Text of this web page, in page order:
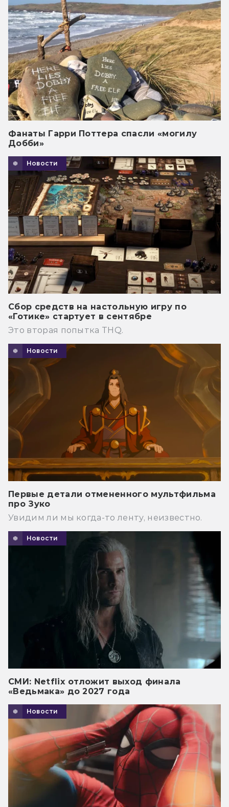
Фанаты Гарри Поттера спасли «могилу
Добби»
Новости
Сбор средств на настольную игру по
«Готике» стартует в сентябре
Это вторая попытка THQ.
Новости
Первые детали отмененного мультфильма
про Зуко
Увидим ли мы когда-то ленту, неизвестно.
Новости
СМИ: Netflix отложит выход финала
«Ведьмака» до 2027 года
Новости